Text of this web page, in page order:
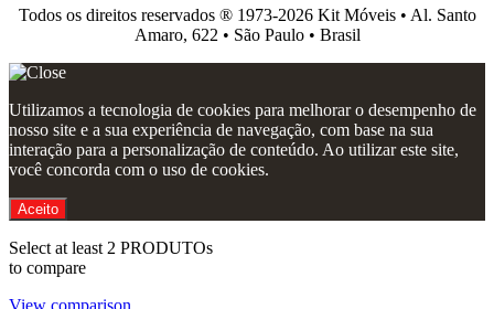
Todos os direitos reservados ®️ 1973-2026 Kit Móveis • Al. Santo
Amaro, 622 • São Paulo • Brasil
Utilizamos a tecnologia de cookies para melhorar o desempenho de
nosso site e a sua experiência de navegação, com base na sua
interação para a personalização de conteúdo. Ao utilizar este site,
você concorda com o uso de cookies.
Aceito
Select at least 2 PRODUTOs
to compare
View comparison